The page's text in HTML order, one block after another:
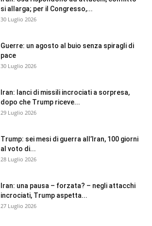
si allarga; per il Congresso,...
30 Luglio 2026
Guerre: un agosto al buio senza spiragli di
pace
30 Luglio 2026
Iran: lanci di missili incrociati a sorpresa,
dopo che Trump riceve...
29 Luglio 2026
Trump: sei mesi di guerra all’Iran, 100 giorni
al voto di...
28 Luglio 2026
Iran: una pausa – forzata? – negli attacchi
incrociati, Trump aspetta...
27 Luglio 2026